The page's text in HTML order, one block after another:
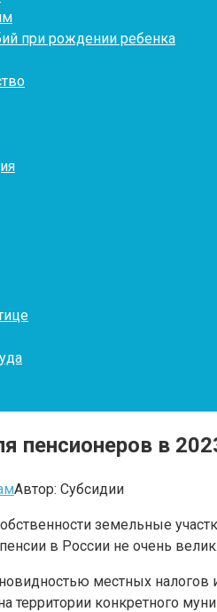
при рождении ребенка
пенсионеров в
Автор: Субсидии
земельные
в России не очень велик.
местных
территории конкретного